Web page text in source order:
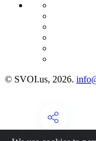
© SVOI.us, 2026.